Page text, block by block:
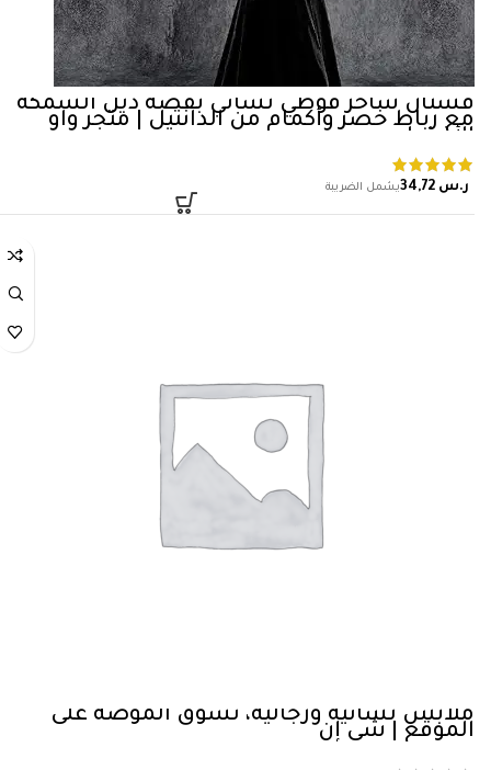
فستان ساحر قوطي نسائي بقصة ذيل السمكة
مع رباط خصر وأكمام من الدانتيل | متجر واو
الأفضل
ر.س
ملابس نسائية ورجالية، تسوق الموضة على
الموقع | شي إن